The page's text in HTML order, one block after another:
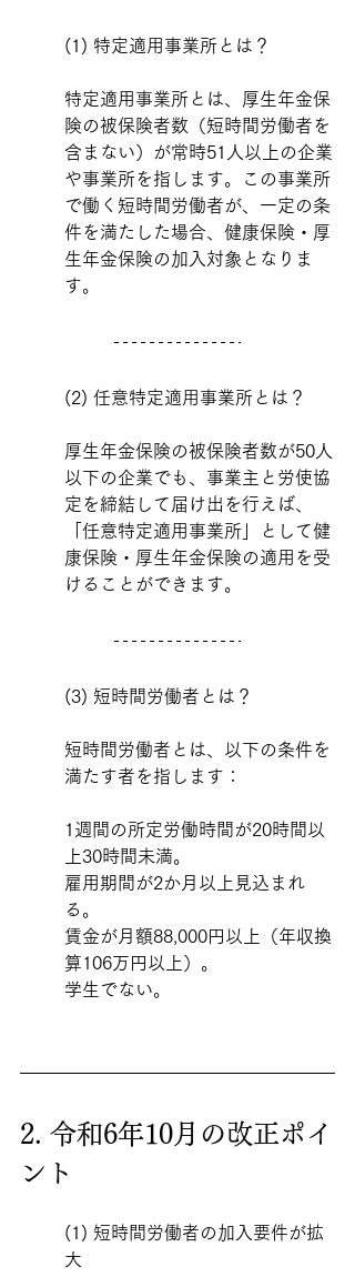
(1) 特定適用事業所とは？
特定適用事業所とは、厚生年金保
険の被保険者数（短時間労働者を
含まない）が常時51人以上の企業
や事業所を指します。この事業所
で働く短時間労働者が、一定の条
件を満たした場合、健康保険・厚
生年金保険の加入対象となりま
す。
(2) 任意特定適用事業所とは？
厚生年金保険の被保険者数が50人
以下の企業でも、事業主と労使協
定を締結して届け出を行えば、
「任意特定適用事業所」として健
康保険・厚生年金保険の適用を受
けることができます。
(3) 短時間労働者とは？
短時間労働者とは、以下の条件を
満たす者を指します：
1週間の所定労働時間が20時間以
上30時間未満。
雇用期間が2か月以上見込まれ
る。
賃金が月額88,000円以上（年収換
算106万円以上）。
学生でない。
2. 令和6年10月の改正ポイ
ント
(1) 短時間労働者の加入要件が拡
大